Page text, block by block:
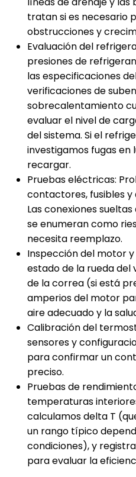
tratan si es necesario
obstrucciones y
Evaluación del
presiones de
las especificaciones
verificaciones de
sobrecalentamiento
evaluar el nivel de
del sistema. Si el
investigamos fugas
recargar.
Pruebas eléctricas:
contactores, fusibles
Las conexiones
se enumeran como
necesita reemplazo.
Inspección del motor
estado de la rueda del
de la correa (si está
amperios del motor
aire adecuado y la
Calibración del
sensores y
para confirmar un
preciso.
Pruebas de
temperaturas
calculamos delta T
un rango típico
condiciones), y
para evaluar la